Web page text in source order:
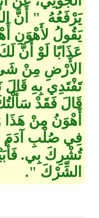
يَرْفَعُهُ ‏ "‏ أَنَّ
يَقُولُ لأَهْوَنِ
عَذَابًا لَوْ أَنَّ
الأَرْضِ مِنْ
تَفْتَدِي بِهِ قَالَ
قَالَ فَقَدْ
أَهْوَنُ مِنْ هَذَا
فِي صُلْبِ آدَمَ
تُشْرِكَ بِي‏.‏
الشِّرْكَ ‏"‏‏.‏